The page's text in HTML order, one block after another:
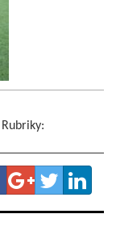
Rubriky: